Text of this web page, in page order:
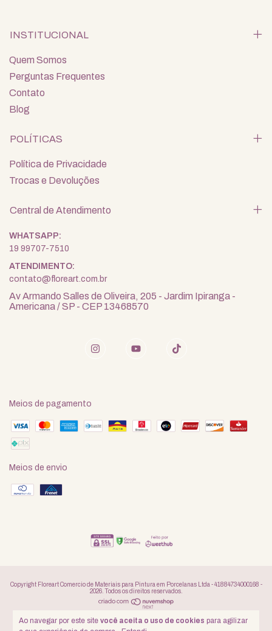
Ao navegar por este site você aceita o uso de cookies para agilizar
INSTITUCIONAL
Quem Somos
Perguntas Frequentes
Contato
Blog
POLÍTICAS
Política de Privacidade
Trocas e Devoluções
Central de Atendimento
19 99707-7510
contato@floreart.com.br
Av Armando Salles de Oliveira, 205 - Jardim Ipiranga -
Americana / SP - CEP 13468570
Meios de pagamento
Meios de envio
Copyright Floreart Comercio de Materiais para Pintura em Porcelanas Ltda - 41884734000168 -
2026. Todos os direitos reservados.